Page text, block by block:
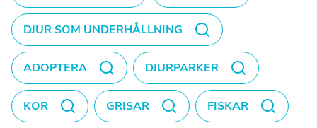
DJUR SOM UNDERHÅLLNING
ADOPTERA DJURPARKER
KOR GRISAR FISKAR